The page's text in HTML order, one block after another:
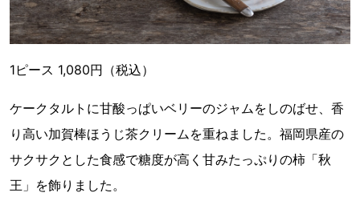
1ピース 1,080円（税込）
ケークタルトに甘酸っぱいベリーのジャムをしのばせ、香
り高い加賀棒ほうじ茶クリームを重ねました。福岡県産の
サクサクとした食感で糖度が高く甘みたっぷりの柿「秋
王」を飾りました。